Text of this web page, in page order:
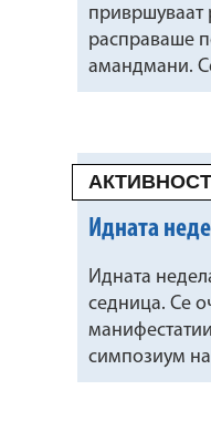
привршуваат
расправаше
амандмани.
Идната
Идната
седница. Се
симпозиум